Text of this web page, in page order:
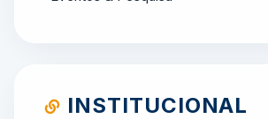
INSTITUCIONAL